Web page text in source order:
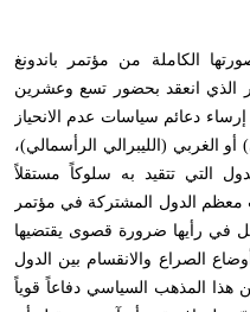
الكاملة من مؤتمر باندونغ
1955، وهو المؤتمر الذي انعقد بحضور تسع وعشرين
دعائم سياسات عدم الانحياز
الغربي (الليبرالي الرأسمالي)،
التي تتقيد به سلوكاً مستقلاً
معظم الدول المشتركة في مؤتمر
في رأيها ضرورة قصوى يقتضيها
الصراع والانقسام بين الدول
هذا المذهب السياسي دفاعاً قوياً